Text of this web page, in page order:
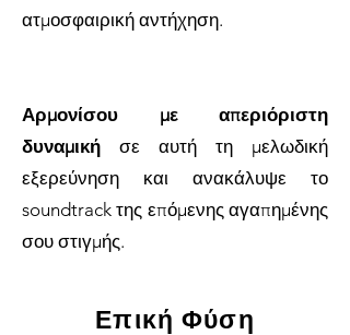
ατμοσφαιρική αντήχηση.
Αρμονίσου με απεριόριστη
δυναμική σε αυτή τη μελωδική
εξερεύνηση και ανακάλυψε το
soundtrack της επόμενης αγαπημένης
σου στιγμής.
Επική Φύση